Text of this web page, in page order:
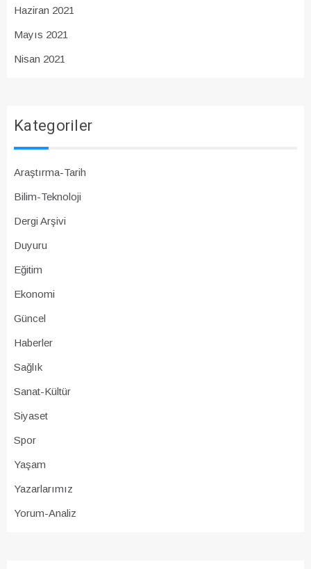
Haziran 2021
Mayıs 2021
Nisan 2021
Kategoriler
Araştırma-Tarih
Bilim-Teknoloji
Dergi Arşivi
Duyuru
Eğitim
Ekonomi
Güncel
Haberler
Sağlık
Sanat-Kültür
Siyaset
Spor
Yaşam
Yazarlarımız
Yorum-Analiz